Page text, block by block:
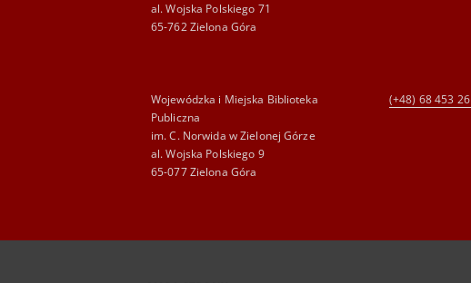
al. Wojska Polskiego 71
65-762 Zielona Góra
Wojewódzka i Miejska Biblioteka
Publiczna
im. C. Norwida w Zielonej Górze
al. Wojska Polskiego 9
65-077 Zielona Góra
(+48) 68 453